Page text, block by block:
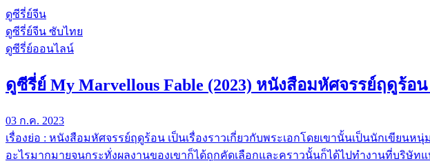
ดูซีรี่ย์จีน
ดูซีรี่ย์จีน ซับไทย
ดูซีรี่ย์ออนไลน์
ดูซีรี่ย์ My Marvellous Fable (2023) หนังสือมหัศจรรย์ฤดูร้อ
03 ก.ค. 2023
เรื่องย่อ : หนังสือมหัศจรรย์ฤดูร้อน เป็นเรื่องราวเกี่ยวกับพระเอกโดยเขานั้นเป็นนักเขี
อะไรมากมายจนกระทั่งผลงานของเขาก็ได้ถูกคัดเลือกและคราวนั้นก็ได้ไปทำงานที่บริษั